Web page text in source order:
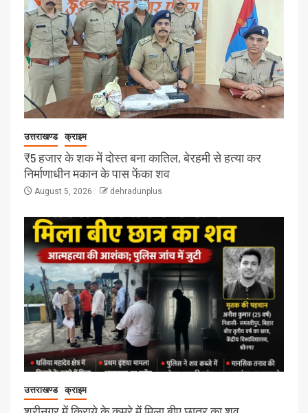
उत्तराखण्ड क्राइम
₹5 हजार के शक में दोस्त बना कातिल, बेरहमी से हत्या कर
निर्माणाधीन मकान के पास फेंका शव
August 5, 2026 dehradunplus
उत्तराखण्ड क्राइम